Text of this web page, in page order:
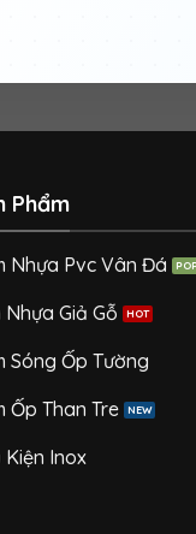
Phẩm
Nhựa Pvc Vân Đá
Nhựa Giả Gỗ
Sóng Ốp Tường
Ốp Than Tre
Kiện Inox